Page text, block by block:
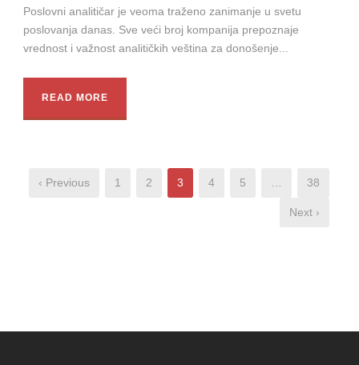
Poslovni analitičar je veoma traženo zanimanje u svetu
poslovanja danas. Sve veći broj kompanija prepoznaje
vrednost i važnost analitičkih veština za donošenje...
READ MORE
‹ Previous 1 2 3 4 5 … 38
Next ›